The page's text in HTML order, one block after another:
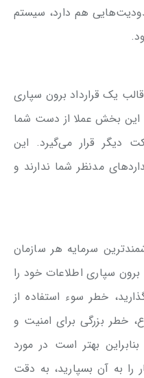
هم دارد، سیستم
یک قرارداد برون سپاری
این بخش عملا از دست شما
قرار می‌گیرد. این
مدنظر شما ندارند و
سرمایه هر سازمان
برون سپاری اطلاعات خود را
خطر سوء استفاده از
خطر بزرگی برای امنیت و
بهتر است در مورد
به آن بسپارید، به دقت